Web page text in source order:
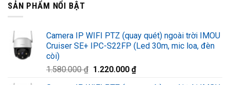
SẢN PHẨM NỔI BẬT
Camera IP WIFI PTZ (quay quét) ngoài trời IMOU
Cruiser SE+ IPC-S22FP (Led 30m, mic loa, đèn
còi)
1.580.000₫ Giá
1.220.000 ₫Giá